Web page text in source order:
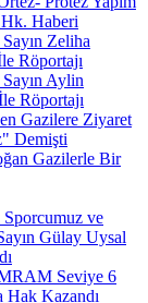
Haberi
Zeliha
Röportajı
Aylin
Röportajı
Gazilere Ziyaret
Demişti
Gazilerle Bir
Sporcumuz ve
Gülay Uysal
Seviye 6
Hak Kazandı